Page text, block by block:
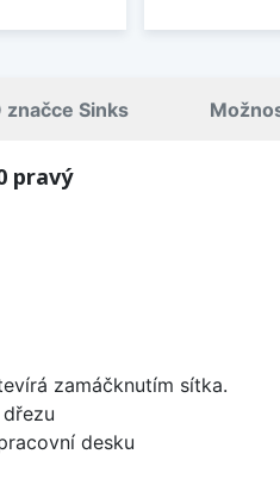
značce Sinks
pravý
zamáčknutím sítka.
desku